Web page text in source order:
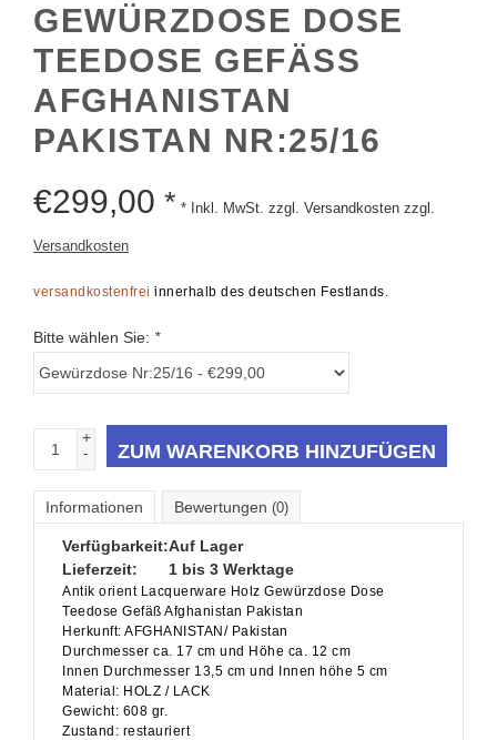
GEWÜRZDOSE DOSE
TEEDOSE GEFÄSS A
FGHANISTAN P
AKISTAN NR:25/16
€299,00 * * Inkl. MwSt. zzgl. Versandkosten zzgl.
Versandkosten
versandkostenfrei innerhalb des deutschen Festlands.
Bitte wählen Sie: *
+
-
ZUM WARENKORB HINZUFÜGEN
Informationen Bewertungen (0)
Verfügbarkeit:Auf Lager
Lieferzeit:
1 bis 3 Werktage
Antik orient Lacquerware Holz Gewürzdose Dose
Teedose Gefäß Afghanistan Pakistan
Herkunft: AFGHANISTAN/ Pakistan
Durchmesser ca. 17 cm und Höhe ca. 12 cm
Innen Durchmesser 13,5 cm und Innen höhe 5 cm
Material: HOLZ / LACK
Gewicht: 608 gr.
Zustand: restauriert